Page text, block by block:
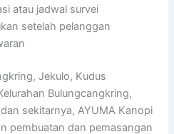
atau jadwal survei
setelah pelanggan
Jekulo, Kudus
Bulungcangkring,
sekitarnya, AYUMA Kanopi
pembuatan dan pemasangan